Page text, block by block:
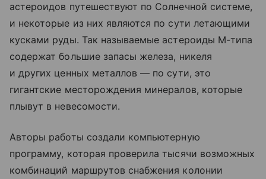
астероидов путешествуют по Солнечной системе,
и некоторые из них являются по сути летающими
кусками руды. Так называемые астероиды М-типа
содержат большие запасы железа, никеля
и других ценных металлов — по сути, это
гигантские месторождения минералов, которые
плывут в невесомости.
Авторы работы создали компьютерную
программу, которая проверила тысячи возможных
комбинаций маршрутов снабжения колонии